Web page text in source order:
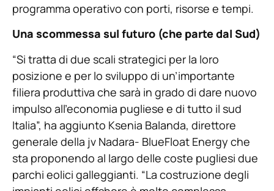
programma operativo con porti, risorse e tempi.
Una scommessa sul futuro (che parte dal Sud)
“Si tratta di due scali strategici per la loro
posizione e per lo sviluppo di un’importante
filiera produttiva che sarà in grado di dare nuovo
impulso all’economia pugliese e di tutto il sud
Italia”, ha aggiunto Ksenia Balanda, direttore
generale della jv Nadara- BlueFloat Energy che
sta proponendo al largo delle coste pugliesi due
parchi eolici galleggianti. “La costruzione degli